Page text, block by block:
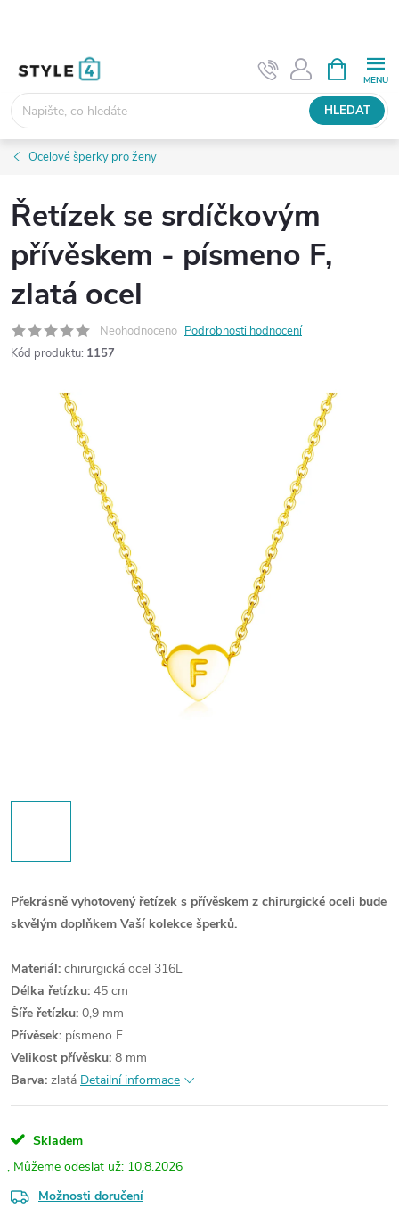
HLEDAT
NÁKUPNÍ
KOŠÍK
Ocelové šperky pro ženy
Řetízek se srdíčkovým
přívěskem - písmeno F,
zlatá ocel
Neohodnoceno Podrobnosti hodnocení
Kód produktu: 1157
Překrásně vyhotovený řetízek s přívěskem z chirurgické oceli bude
skvělým doplňkem Vaší kolekce šperků.
Materiál: chirurgická ocel 316L
Délka řetízku: 45 cm
Šíře řetízku: 0,9 mm
Přívěsek: písmeno F
Velikost přívěsku: 8 mm
Barva: zlatá Detailní informace
Skladem
10.8.2026
Možnosti doručení